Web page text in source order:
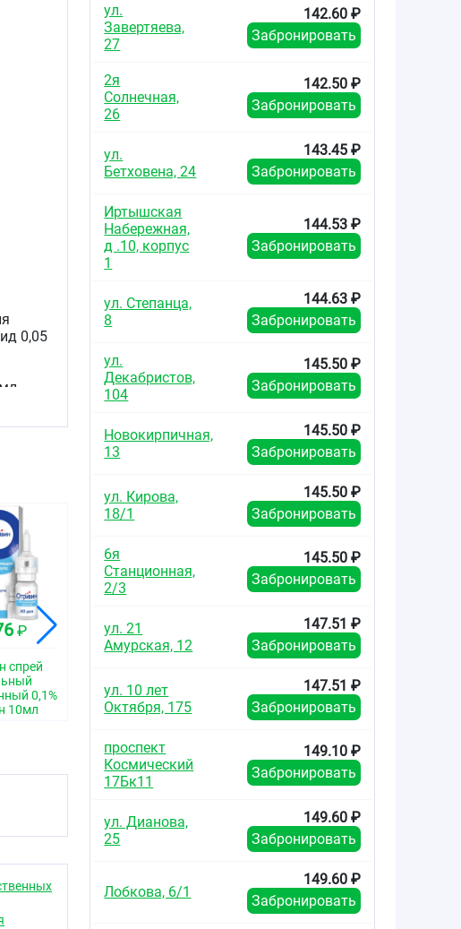
0,05
в
₽
спрей
0,1%
10мл
от176.40
дозированный для
детей 0,05% флакон
от178.38₽
назальный 0,05%
флакон 15мл
ул.
Завертяева,
27
142.60 ₽
Забронировать
2я
Солнечная,
26
142.50 ₽
Забронировать
ул.
Бетховена, 24
143.45 ₽
Забронировать
Иртышская
Набережная,
д .10, корпус
1
144.53 ₽
Забронировать
ул. Степанца,
8
144.63 ₽
Забронировать
ул.
Декабристов,
104
145.50 ₽
Забронировать
Новокирпичная,
13
145.50 ₽
Забронировать
ул. Кирова,
18/1
145.50 ₽
Забронировать
6я
Станционная,
2/3
145.50 ₽
Забронировать
ул. 21
Амурская, 12
147.51 ₽
Забронировать
ул. 10 лет
Октября, 175
147.51 ₽
Забронировать
проспект
Космический
17Бк11
149.10 ₽
Забронировать
ул. Дианова,
25
149.60 ₽
Забронировать
Лобкова, 6/1
149.60 ₽
Забронировать